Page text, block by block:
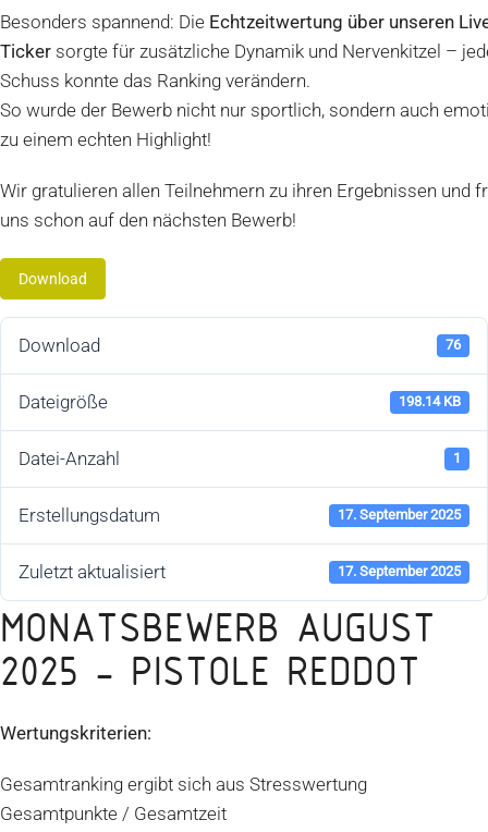
Besonders spannend: Die Echtzeitwertung über unseren
Tickersorgte für zusätzliche Dynamik und Nervenkitzel –
Schuss konnte das Ranking verändern.
So wurde der Bewerb nicht nur sportlich, sondern auch
zu einem echten Highlight!
Wir gratulieren allen Teilnehmern zu ihren Ergebnissen und
uns schon auf den nächsten Bewerb!
Download
Download 76
Dateigröße 198.14 KB
Datei-Anzahl 1
Erstellungsdatum 17. September 2025
Zuletzt aktualisiert 17. September 2025
MONATSBEWERB AUGUST
2025 - PISTOLE REDDOT
Wertungskriterien:
Gesamtranking ergibt sich aus Stresswertung
Gesamtpunkte / Gesamtzeit